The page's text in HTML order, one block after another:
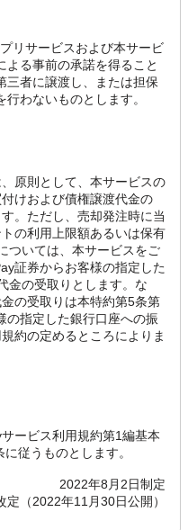
リサービスおよび本サービ
よる事前の承諾を得ること
三者に譲渡し、または担保
わないものとします。
原則として、本サービスの
けおよび債権譲渡代金の
。ただし、売却発注時に当
の利用上限額あるいは保有
ついては、本サービスをご
証券からお客様の指定した
金の受取りとします。な
の受取りは本特約第5条第
の指定した銀行口座への振
約の定めるところによりま
ービス利用規約第1編基本
従うものとします。
2022年8月2日制定
定（2022年11月30日公開）